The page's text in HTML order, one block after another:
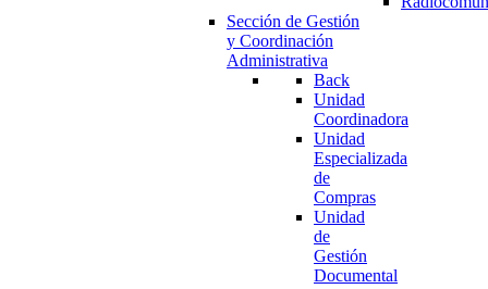
Sección de Gestión
y Coordinación
Administrativa
Back
Unidad
Coordinadora
Unidad
Especializada
de
Compras
Unidad
de
Gestión
Documental